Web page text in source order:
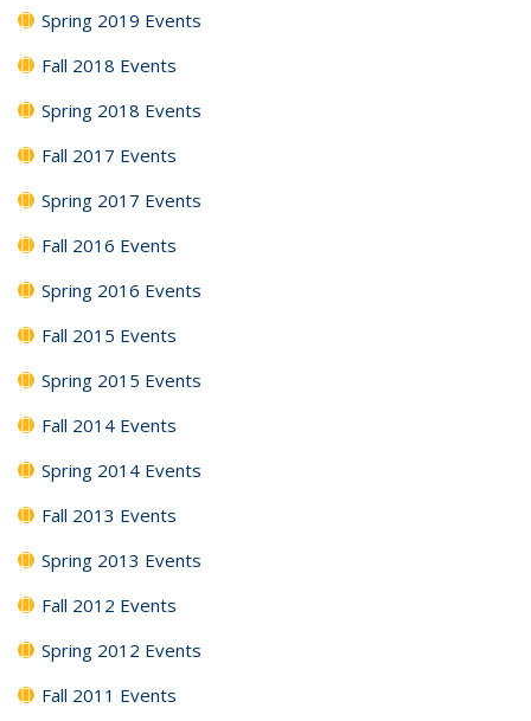
Spring 2019 Events
Fall 2018 Events
Spring 2018 Events
Fall 2017 Events
Spring 2017 Events
Fall 2016 Events
Spring 2016 Events
Fall 2015 Events
Spring 2015 Events
Fall 2014 Events
Spring 2014 Events
Fall 2013 Events
Spring 2013 Events
Fall 2012 Events
Spring 2012 Events
Fall 2011 Events